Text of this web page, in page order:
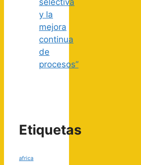
y la
mejora
continua
de
procesos”
Etiquetas
africa